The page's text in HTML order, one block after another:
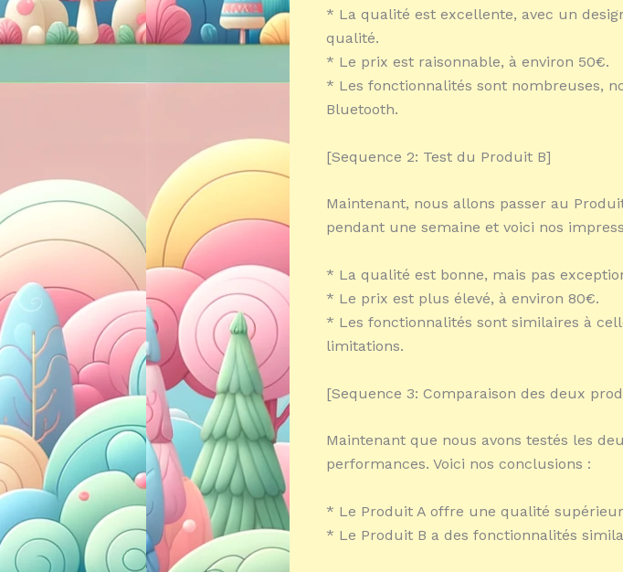
* La qualité est excellente, avec un
qualité.
* Le prix est raisonnable, à environ 50€.
* Les fonctionnalités sont nombreuses,
Bluetooth.
[Sequence 2: Test du Produit B]
Maintenant, nous allons passer au
pendant une semaine et voici nos
* La qualité est bonne, mais pas
* Le prix est plus élevé, à environ 80€.
* Les fonctionnalités sont similaires à
limitations.
[Sequence 3: Comparaison des deux
Maintenant que nous avons testés les
performances. Voici nos conclusions :
* Le Produit A offre une qualité
* Le Produit B a des fonctionnalités